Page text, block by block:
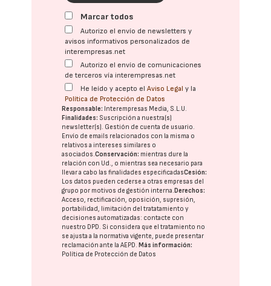
Marcar todos
Autorizo el envío de newsletters y
avisos informativos personalizados de
interempresas.net
Autorizo el envío de comunicaciones
de terceros vía interempresas.net
He leído y acepto elAviso Legal y la
Política de Protección de Datos
Responsable: Interempresas Media, S.L.U.
Finalidades: Suscripción a nuestra(s)
newsletter(s). Gestión de cuenta de usuario.
Envío de emails relacionados con la misma o
relativos a intereses similares o
asociados.Conservación: mientras dure la
relación con Ud., o mientras sea necesario para
llevar a cabo las finalidades especificadasCesión:
Los datos pueden cederse a otras empresas del
grupo por motivos de gestión interna.Derechos:
Acceso, rectificación, oposición, supresión,
portabilidad, limitación del tratatamiento y
decisiones automatizadas: contacte con
nuestro DPD. Si considera que el tratamiento no
se ajusta a la normativa vigente, puede presentar
reclamación ante laAEPD.Más información:
Política de Protección de Datos